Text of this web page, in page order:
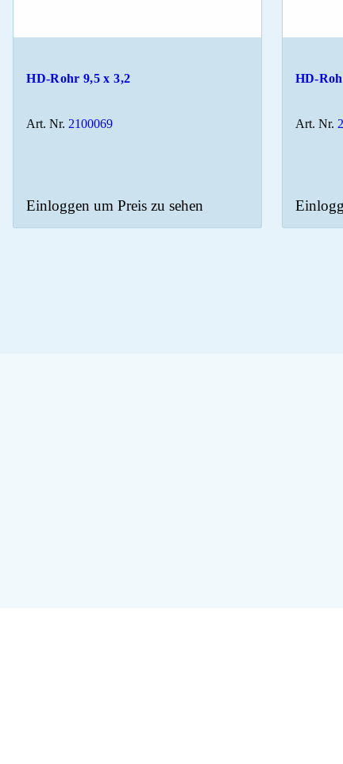
HD-Rohr 9,5 x 3,2
Art. Nr. 2100069
Einloggen um Preis zu sehen
HD-
Art. Nr.